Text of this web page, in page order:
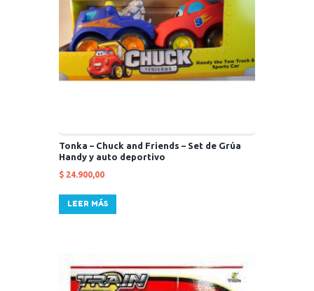
Tonka – Chuck and Friends – Set de Grúa
Handy y auto deportivo
$ 24.900,00
LEER MÁS